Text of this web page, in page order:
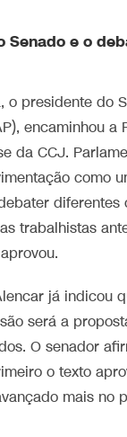
Senado e o
o presidente do
encaminhou a
da CCJ.
como
diferentes
trabalhistas
já indicou
será a
O senador
o texto
mais no